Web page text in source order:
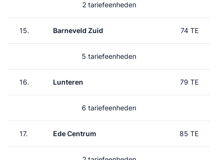
2 tariefeenheden
15. Barneveld Zuid 74 TE
5 tariefeenheden
16. Lunteren 79 TE
6 tariefeenheden
17. Ede Centrum 85 TE